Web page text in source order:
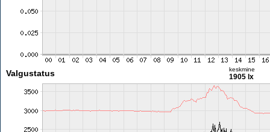
Valgustatus keskmine
1905 lx